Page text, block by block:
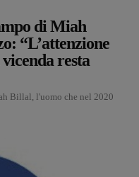
di Miah
“L’attenzione
resta
Billal, l'uomo che nel 2020